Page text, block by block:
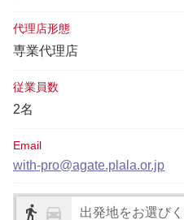
代理店形態
専業代理店
従業員数
2名
Email
with-pro@agate.plala.or.jp
出発地をお選び